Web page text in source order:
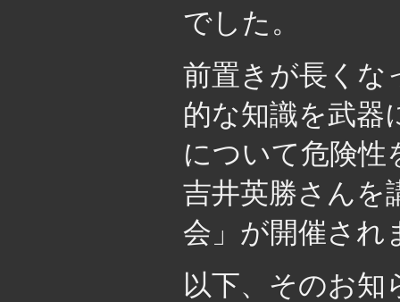
でした。
前置きが長くな
的な知識を武器
について危険性
吉井英勝さんを
会」が開催され
以下、そのお